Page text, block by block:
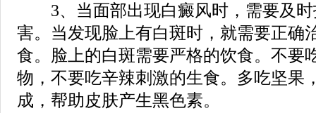
3、当面部出现白癜风时，需要及时
害。当发现脸上有白斑时，就需要正确
食。脸上的白斑需要严格的饮食。不要
物，不要吃辛辣刺激的生食。多吃坚果
成，帮助皮肤产生黑色素。